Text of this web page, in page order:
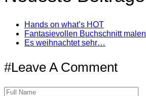
Hands on what’s HOT
Fantasievollen Buchschnitt malen
Es weihnachtet sehr…
#Leave A Comment